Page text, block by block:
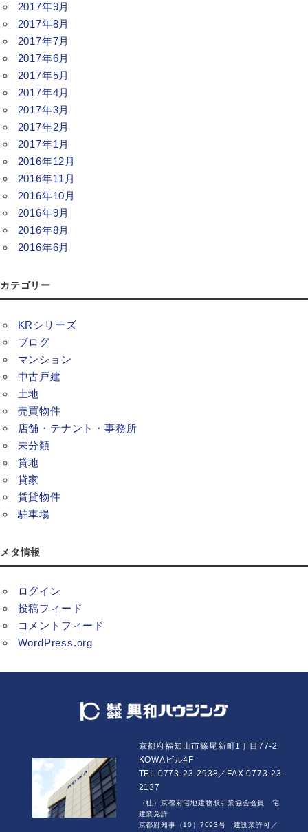
2017年9月
2017年8月
2017年7月
2017年6月
2017年5月
2017年4月
2017年3月
2017年2月
2017年1月
2016年12月
2016年11月
2016年10月
2016年9月
2016年8月
2016年6月
カテゴリー
KRシリーズ
ブログ
マンション
中古戸建
土地
売買物件
店舗・テナント・事務所
未分類
貸地
貸家
賃貸物件
駐車場
メタ情報
ログイン
投稿フィード
コメントフィード
WordPress.org
京都府福知山市篠尾新町1丁目77-2
KOWAビル4F
TEL 0773-23-2938／FAX 0773-23-
2137
（社）京都府宅地建物取引業協会会員 宅
建業免許
京都府知事（10）7693号 建設業許可／